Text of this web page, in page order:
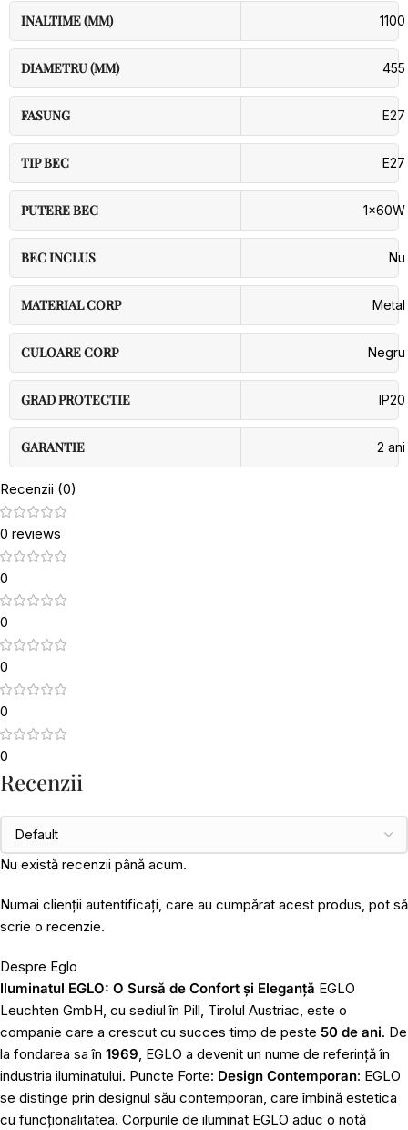
INALTIME (MM) 1100
DIAMETRU (MM) 455
FASUNG E27
TIP BEC E27
PUTERE BEC 1x60W
BEC INCLUS Nu
MATERIAL CORP Metal
CULOARE CORP Negru
GRAD PROTECTIE IP20
GARANTIE 2 ani
Recenzii (0)
0 reviews
0
0
0
0
0
Recenzii
Nu există recenzii până acum.
Numai clienții autentificați, care au cumpărat acest produs, pot să
scrie o recenzie.
Despre Eglo
Iluminatul EGLO: O Sursă de Confort și Eleganță EGLO
Leuchten GmbH, cu sediul în Pill, Tirolul Austriac, este o
companie care a crescut cu succes timp de peste 50 de ani. De
la fondarea sa în 1969, EGLO a devenit un nume de referință în
industria iluminatului. Puncte Forte: Design Contemporan: EGLO
se distinge prin designul său contemporan, care îmbină estetica
cu funcționalitatea. Corpurile de iluminat EGLO aduc o notă